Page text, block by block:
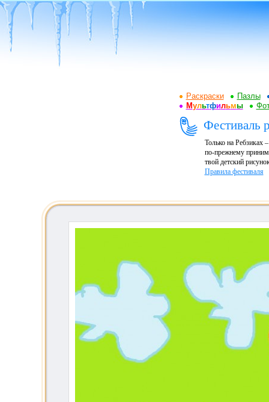
Раскраски
Пазлы
Мультфильмы
Фестиваль
Только на Ребзиках
по-прежнему
твой детский
Правила фестиваля